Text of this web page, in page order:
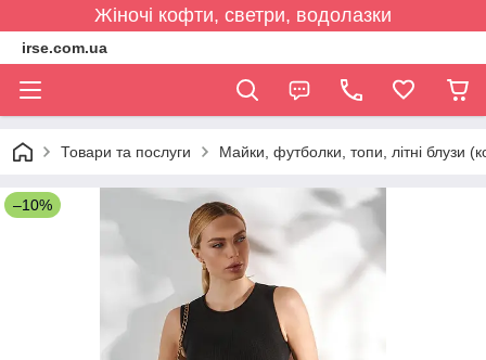
Жіночі кофти, светри, водолазки
irse.com.ua
Товари та послуги Майки, футболки, топи, літні блузи
–10%